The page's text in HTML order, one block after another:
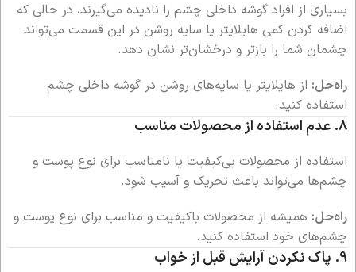
بسیاری از افراد گوشه داخلی چشم را نادیده می‌گیرند، در حالی که
اضافه کردن کمی هایلایتر یا سایه روشن در این قسمت می‌تواند
چشمان شما را بازتر و درخشان‌تر نشان دهد.
راه‌حل: از هایلایتر یا سایه‌های روشن در گوشه داخلی چشم
استفاده کنید.
8. عدم استفاده از محصولات مناسب
استفاده از محصولات بی‌کیفیت یا نامناسب برای نوع پوست و
چشم‌ها می‌تواند باعث تحریک و آسیب شود.
راه‌حل: همیشه از محصولات باکیفیت و مناسب برای نوع پوست و
چشم‌های خود استفاده کنید.
9. پاک نکردن آرایش قبل از خواب